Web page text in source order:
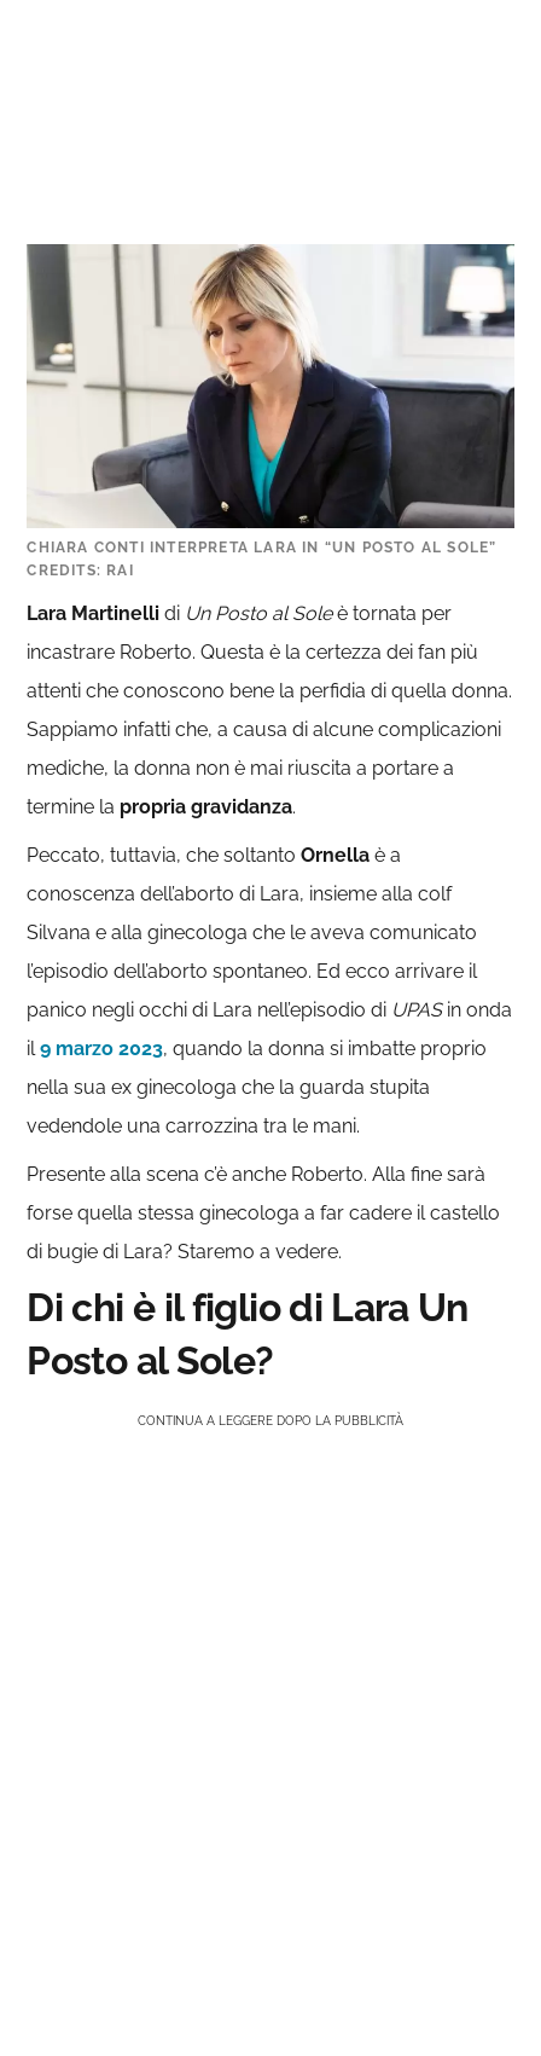
CHIARA CONTI INTERPRETA LARA IN “UN POSTO AL SOLE”
CREDITS: RAI
Lara Martinelli di Un Posto al Soleè tornata per
incastrare Roberto. Questa è la certezza dei fan più
attenti che conoscono bene la perfidia di quella donna.
Sappiamo infatti che, a causa di alcune complicazioni
mediche, la donna non è mai riuscita a portare a
termine la propria gravidanza.
Peccato, tuttavia, che soltantoOrnella è a
conoscenza dell’aborto di Lara, insieme alla colf
Silvana e alla ginecologa che le aveva comunicato
l’episodio dell’aborto spontaneo. Ed ecco arrivare il
panico negli occhi di Lara nell’episodio di UPAS in onda
il9 marzo 2023, quando la donna si imbatte proprio
nella sua ex ginecologa che la guarda stupita
vedendole una carrozzina tra le mani.
Presente alla scena c’è anche Roberto. Alla fine sarà
forse quella stessa ginecologa a far cadere il castello
di bugie di Lara? Staremo a vedere.
Di chi è il figlio di Lara Un
Posto al Sole?
CONTINUA A LEGGERE DOPO LA PUBBLICITÀ